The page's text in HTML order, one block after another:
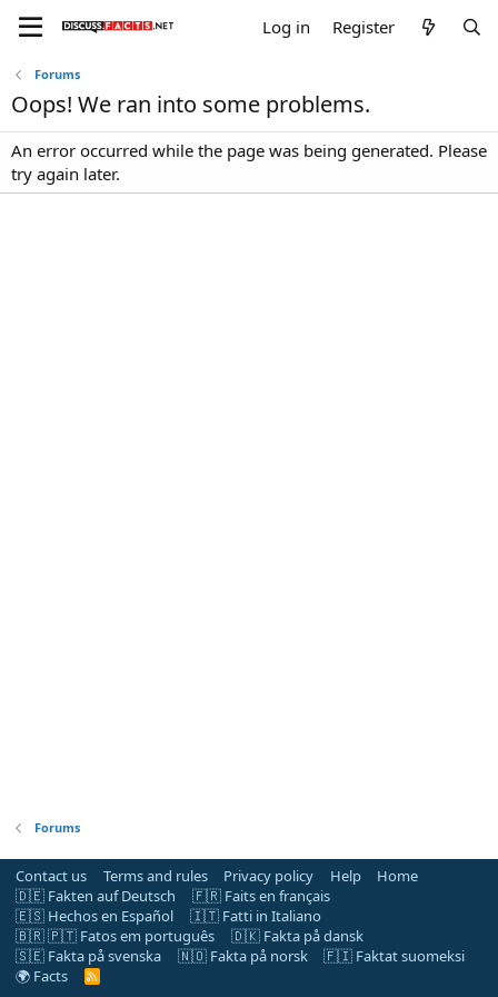
Log in Register
Forums
Oops! We ran into some problems.
An error occurred while the page was being generated. Please
try again later.
Forums
Contact us Terms and rules Privacy policy Help
Home
🇩🇪 Fakten auf Deutsch
🇫🇷 Faits en français
🇪🇸 Hechos en Español
🇮🇹 Fatti in Italiano
🇧🇷 🇵🇹 Fatos em português
🇩🇰 Fakta på dansk
🇸🇪 Fakta på svenska
🇳🇴 Fakta på norsk
🇫🇮 Faktat suomeksi
🌍 Facts
R